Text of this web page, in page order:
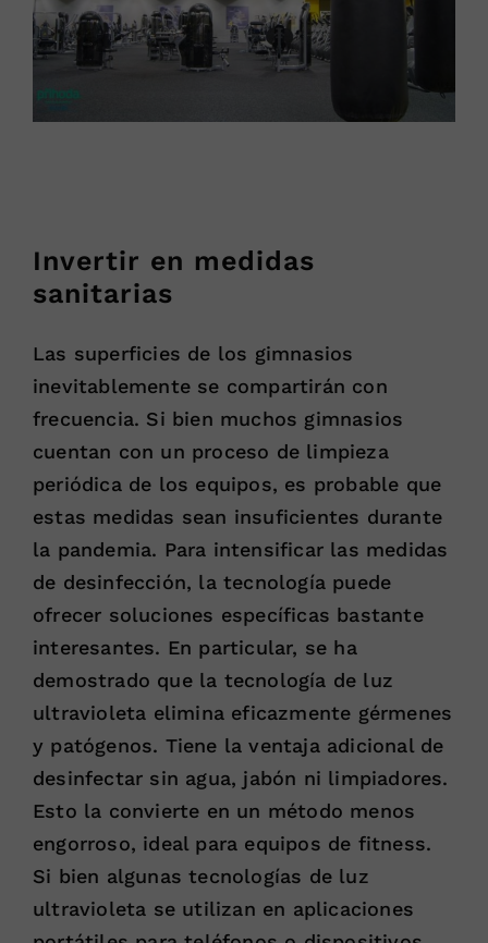
Invertir en medidas
sanitarias
Las superficies de los gimnasios
inevitablemente se compartirán con
frecuencia. Si bien muchos gimnasios
cuentan con un proceso de limpieza
periódica de los equipos, es probable que
estas medidas sean insuficientes durante
la pandemia. Para intensificar las medidas
de desinfección, la tecnología puede
ofrecer soluciones específicas bastante
interesantes. En particular, se ha
demostrado que la tecnología de luz
ultravioleta elimina eficazmente gérmenes
y patógenos. Tiene la ventaja adicional de
desinfectar sin agua, jabón ni limpiadores.
Esto la convierte en un método menos
engorroso, ideal para equipos de fitness.
Si bien algunas tecnologías de luz
ultravioleta se utilizan en aplicaciones